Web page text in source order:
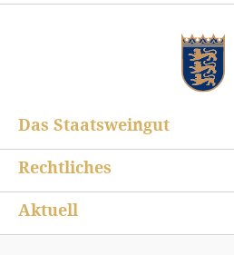
Das Staatsweingut
Rechtliches
Aktuell